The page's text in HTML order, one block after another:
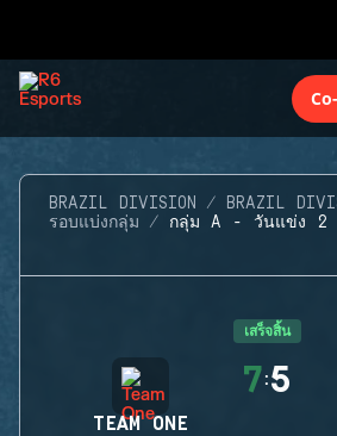
BRAZIL DIVISION
BRAZIL
รอบแบ่งกลุ่ม
กลุ่ม A - วันแข่ง 2
เสร็จสิ้น
TEAM ONE
7:5